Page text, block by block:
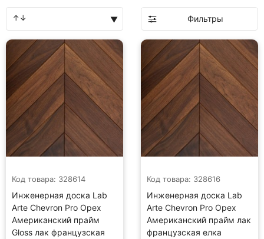
Фильтры
Код товара: 328614
Инженерная доска Lab
Arte Chevron Pro Орех
Американский прайм
Gloss лак французская
Код товара: 328616
Инженерная доска Lab
Arte Chevron Pro Орех
Американский прайм лак
французская елка